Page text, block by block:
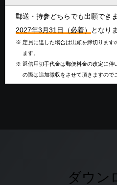
郵送・持参どちらでも出願でき
2027年3月31日（必着）
となり
※ 定員に達した場合は出願を締切ります
ます。
※ 返信用切手代金は郵便料金の改定に伴
の際は追加徴収をさせて頂きますので
ダウン